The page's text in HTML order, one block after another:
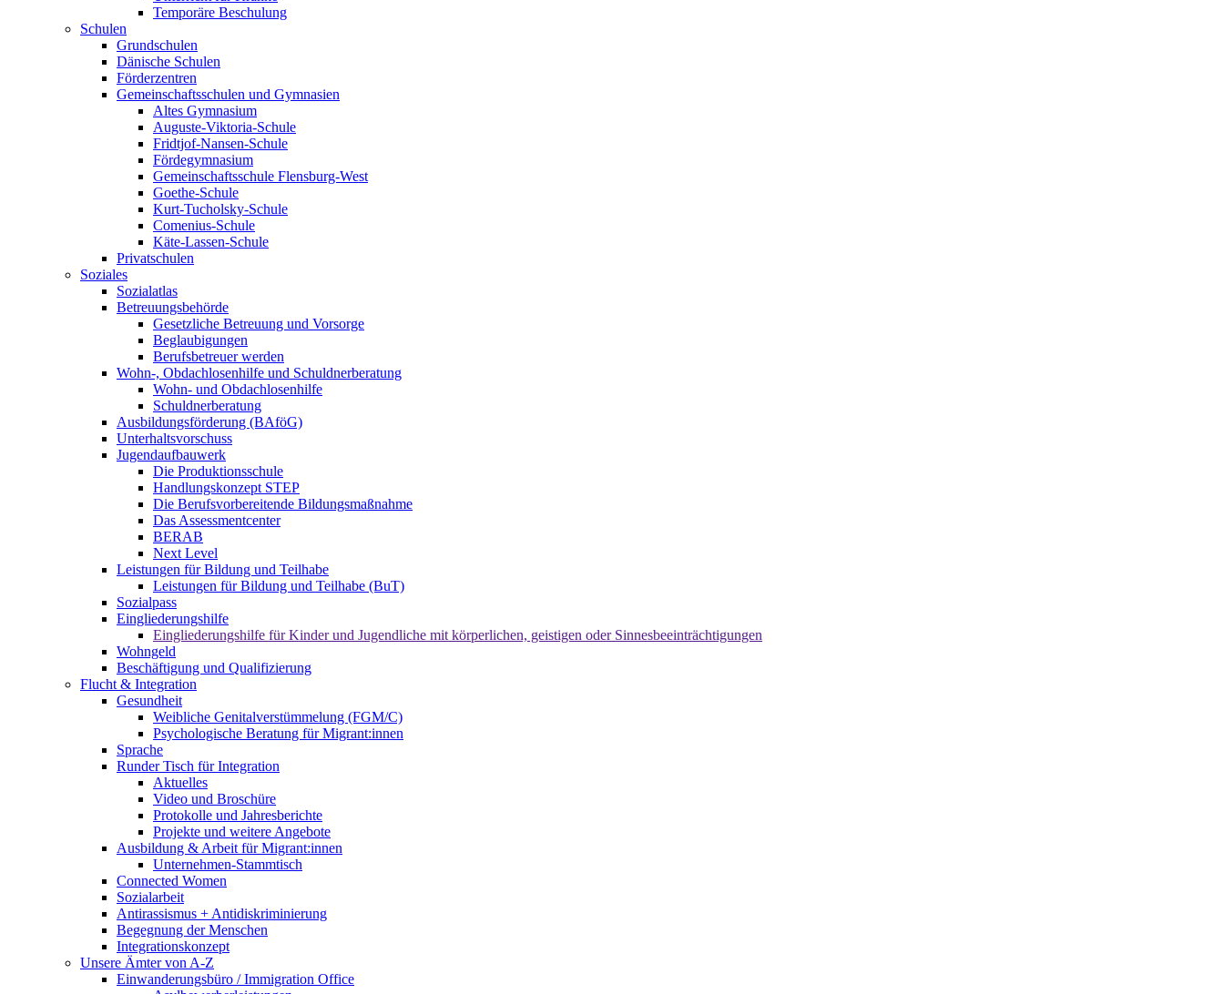
Temporäre Beschulung
Schulen
Grundschulen
Dänische Schulen
Förderzentren
Gemeinschaftsschulen und Gymnasien
Altes Gymnasium
Auguste-Viktoria-Schule
Fridtjof-Nansen-Schule
Fördegymnasium
Gemeinschaftsschule Flensburg-West
Goethe-Schule
Kurt-Tucholsky-Schule
Comenius-Schule
Käte-Lassen-Schule
Privatschulen
Soziales
Sozialatlas
Betreuungsbehörde
Gesetzliche Betreuung und Vorsorge
Beglaubigungen
Berufsbetreuer werden
Wohn-, Obdachlosenhilfe und Schuldnerberatung
Wohn- und Obdachlosenhilfe
Schuldnerberatung
Ausbildungsförderung (BAföG)
Unterhaltsvorschuss
Jugendaufbauwerk
Die Produktionsschule
Handlungskonzept STEP
Die Berufsvorbereitende Bildungsmaßnahme
Das Assessmentcenter
BERAB
Next Level
Leistungen für Bildung und Teilhabe
Leistungen für Bildung und Teilhabe (BuT)
Sozialpass
Eingliederungshilfe
Eingliederungshilfe für Kinder und Jugendliche mit körperlichen, geistigen oder Sinnesbeeinträchtigungen
Wohngeld
Beschäftigung und Qualifizierung
Flucht & Integration
Gesundheit
Weibliche Genitalverstümmelung (FGM/C)
Psychologische Beratung für Migrant:innen
Sprache
Runder Tisch für Integration
Aktuelles
Video und Broschüre
Protokolle und Jahresberichte
Projekte und weitere Angebote
Ausbildung & Arbeit für Migrant:innen
Unternehmen-Stammtisch
Connected Women
Sozialarbeit
Antirassismus + Antidiskriminierung
Begegnung der Menschen
Integrationskonzept
Unsere Ämter von A-Z
Einwanderungsbüro / Immigration Office